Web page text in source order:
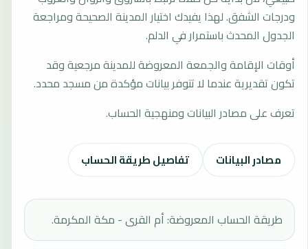
ودرجات الشفق. لهذا يفيدك اختيار المدينة الصحيحة ومراجعة
الجدول المحدث باستمرار في الدلم.
أوقات الإقامة والجمعة المعروضة للمدينة مرجعية وقد
تكون تقديرية عندما لا تتوفر بيانات مؤكدة من مسجد محدد.
تعرف على مصادر البيانات ومنهجية الحساب.
مصادر البيانات تفاصيل طريقة الحساب
طريقة الحساب المعروضة: أم القرى - مكة المكرمة.